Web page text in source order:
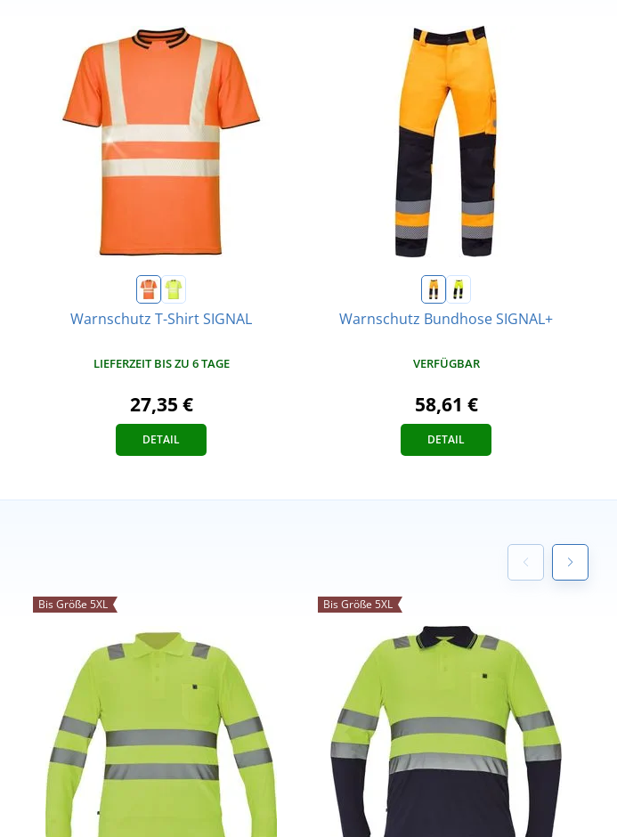
Warnschutz T-Shirt SIGNAL
LIEFERZEIT BIS ZU 6 TAGE
27,35 €
DETAIL
Warnschutz Bundhose SIGNAL+
VERFÜGBAR
58,61 €
DETAIL
Bis Größe 5XL Bis Größe 5XL